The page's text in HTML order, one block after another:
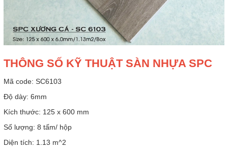
THÔNG SỐ KỸ THUẬT SÀN NHỰA SPC
Mã code: SC6103
Độ dày: 6mm
Kích thước: 125 x 600 mm
Số lượng: 8 tấm/ hộp
Diện tích: 1.13 m^2